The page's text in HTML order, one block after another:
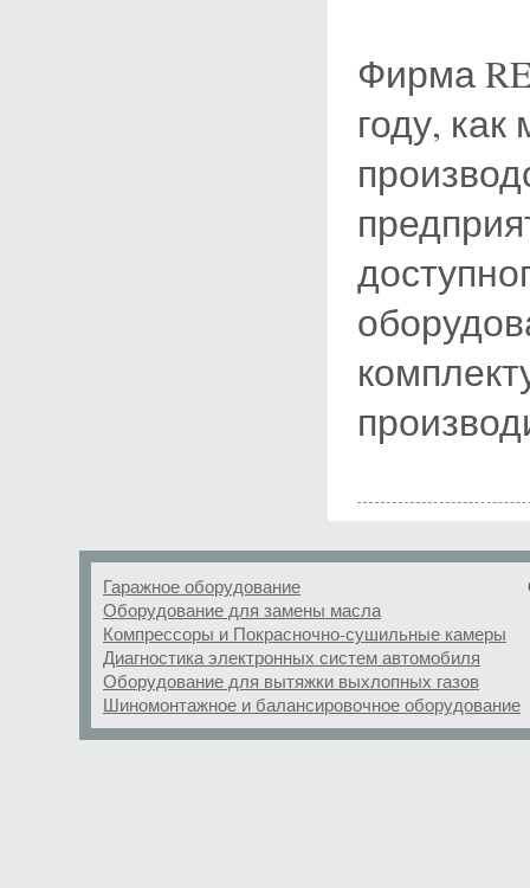
Фирма
году,
Гаражное оборудование
Оборудование для замены масла
Компрессоры и Покрасночно-сушильные камеры
Диагностика электронных систем автомобиля
Оборудование для вытяжки выхлопных газов
Шиномонтажное и балансировочное оборудование